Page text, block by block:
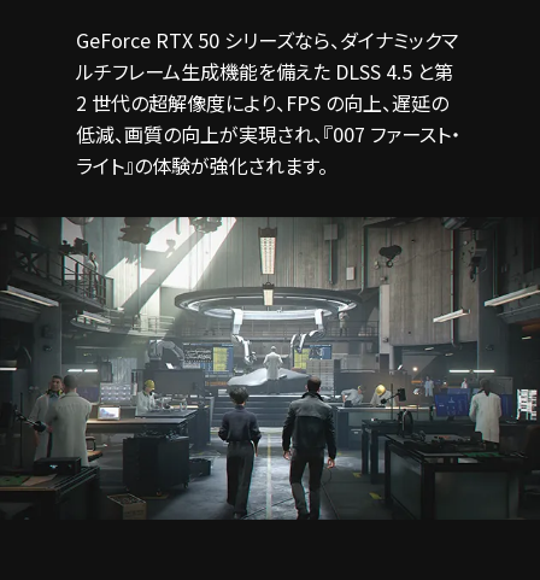
GeForce RTX 50 シリーズなら、ダイナミックマ
ルチフレーム生成機能を備えた DLSS 4.5 と第
2 世代の超解像度により、FPS の向上、遅延の
低減、画質の向上が実現され、『007 ファースト・
ライト』の体験が強化されます。